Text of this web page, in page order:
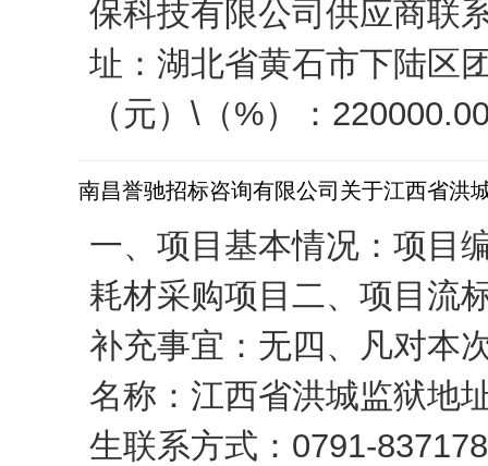
保科技有限公司供应商联
址：湖北省黄石市下陆区
（元）\（%）：
南昌誉驰招标咨询有限公司关于江西省洪
一、项目基本情况：项目
耗材采购项目二、项目流
补充事宜：无四、凡对本
名称：江西省洪城监狱地
生联系方式：0791-